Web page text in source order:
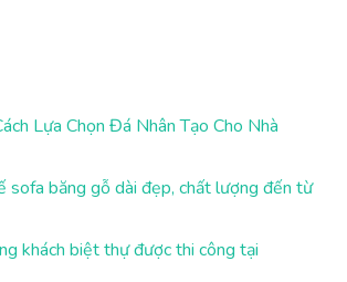
Lựa Chọn Đá Nhân Tạo Cho Nhà
sofa băng gỗ dài đẹp, chất lượng đến từ
khách biệt thự được thi công tại